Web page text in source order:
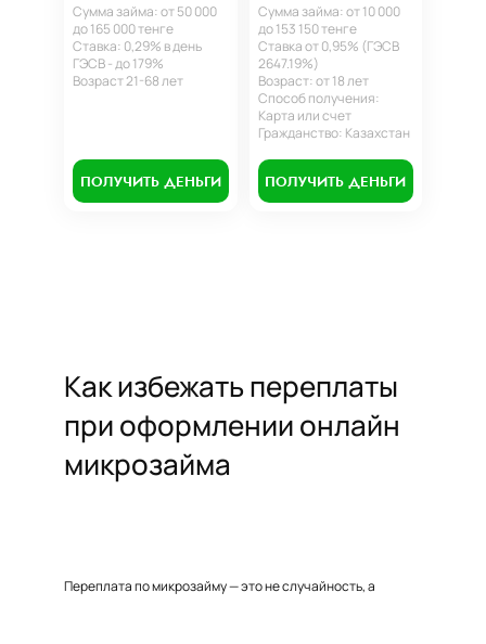
Сумма займа: от 50 000
до 165 000 тенге
Ставка: 0,29% в день
ГЭСВ - до 179%
Возраст 21-68 лет
ПОЛУЧИТЬ ДЕНЬГИ
Сумма займа: от 10 000
до 153 150 тенге
Ставка от 0,95% (ГЭСВ
2647.19%)
Возраст: от 18 лет
Способ получения:
Карта или счет
Гражданство: Казахстан
ПОЛУЧИТЬ ДЕНЬГИ
Как избежать переплаты
при оформлении онлайн
микрозайма
Переплата по микрозайму — это не случайность, а